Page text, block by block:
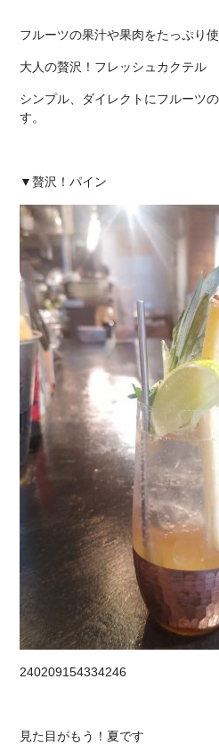
フルーツの果汁や果肉をたっぷり使
大人の贅沢！フレッシュカクテル
シンプル、ダイレクトにフルーツ
す。
▼贅沢！パイン
240209154334246
見た目がもう！夏です